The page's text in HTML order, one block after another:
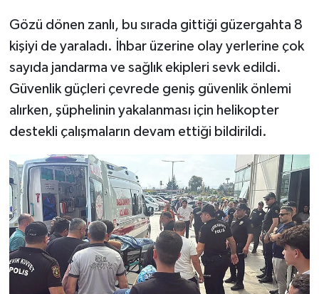
Gözü dönen zanlı, bu sırada gittiği güzergahta 8
kişiyi de yaraladı. İhbar üzerine olay yerlerine çok
sayıda jandarma ve sağlık ekipleri sevk edildi.
Güvenlik güçleri çevrede geniş güvenlik önlemi
alırken, şüphelinin yakalanması için helikopter
destekli çalışmaların devam ettiği bildirildi.